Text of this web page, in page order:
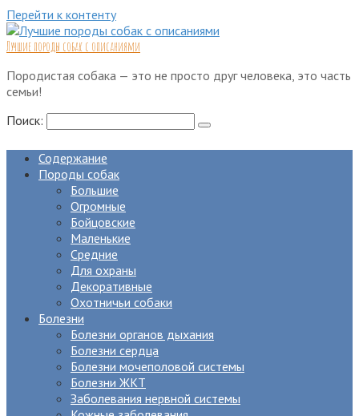
Перейти к контенту
Лучшие породы собак с описаниями
Породистая собака — это не просто друг человека, это часть
семьи!
Поиск:
Содержание
Породы собак
Большие
Огромные
Бойцовские
Маленькие
Средние
Для охраны
Декоративные
Охотничьи собаки
Болезни
Болезни органов дыхания
Болезни сердца
Болезни мочеполовой системы
Болезни ЖКТ
Заболевания нервной системы